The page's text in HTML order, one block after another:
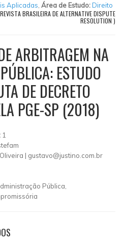
Aplicadas Área de Estudo:Direito
BRASILEIRA DE ALTERNATIVE DISPUTE
RESOLUTION )
ARBITRAGEM NA
ESTUDO
DE DECRETO
PGE-SP (2018)
1
| gustavo@justino.com.br
Pública,